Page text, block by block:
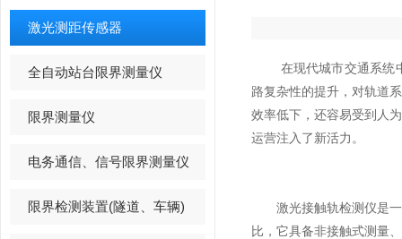
激光测距传感器
全自动站台限界测量仪
限界测量仪
电务通信、信号限界测量仪
限界检测装置(隧道、车辆)
在现代城市交通系统中
路复杂性的提升，对轨道
效率低下，还容易受到人
运营注入了新活力。
激光接触轨检测仪是一
比，它具备非接触式测量